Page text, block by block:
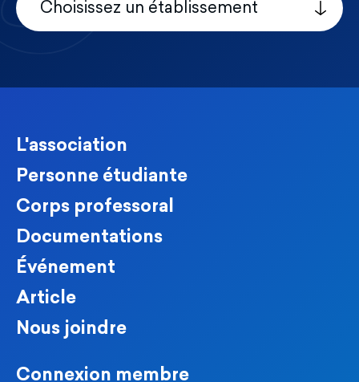
L'association
Personne étudiante
Corps professoral
Documentations
Événement
Article
Nous joindre
Connexion membre
Choisissez un établissement